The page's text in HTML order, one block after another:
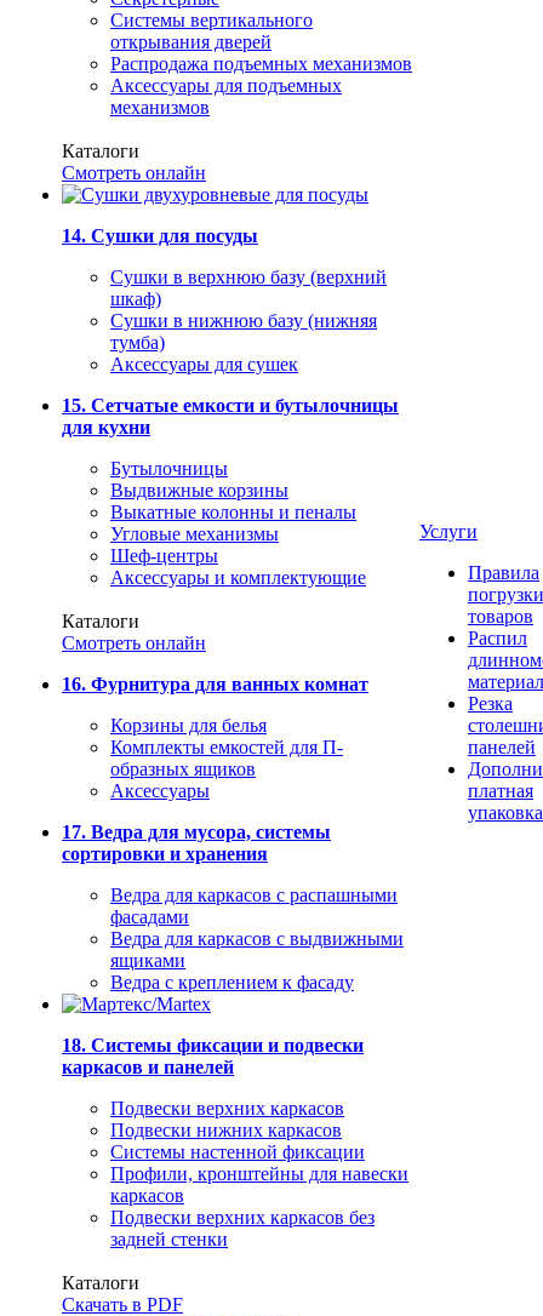
Системы вертикального
открывания дверей
Распродажа подъемных механизмов
Аксессуары для подъемных
механизмов
Каталоги
Смотреть онлайн
14. Сушки для посуды
Сушки в верхнюю базу (верхний
шкаф)
Сушки в нижнюю базу (нижняя
тумба)
Аксессуары для сушек
15. Сетчатые емкости и бутылочницы
для кухни
Бутылочницы
Выдвижные корзины
Выкатные колонны и пеналы
Угловые механизмы
Шеф-центры
Аксессуары и комплектующие
Каталоги
Смотреть онлайн
16. Фурнитура для ванных комнат
Корзины для белья
Комплекты емкостей для П-
образных ящиков
Аксессуары
17. Ведра для мусора, системы
сортировки и хранения
Ведра для каркасов с распашными
фасадами
Ведра для каркасов с выдвижными
ящиками
Ведра с креплением к фасаду
18. Системы фиксации и подвески
каркасов и панелей
Подвески верхних каркасов
Подвески нижних каркасов
Системы настенной фиксации
Профили, кронштейны для навески
каркасов
Подвески верхних каркасов без
задней стенки
Каталоги
Скачать в PDF
Услуги
Правила
погрузки
товаров
Распил
Резка
панелей
платная
упаковка